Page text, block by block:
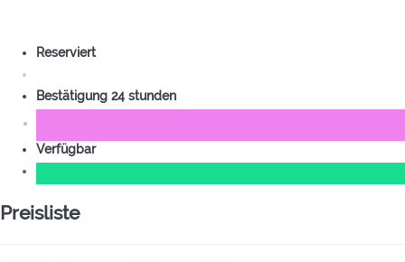
Reserviert
Bestätigung 24 stunden
Verfügbar
Preisliste